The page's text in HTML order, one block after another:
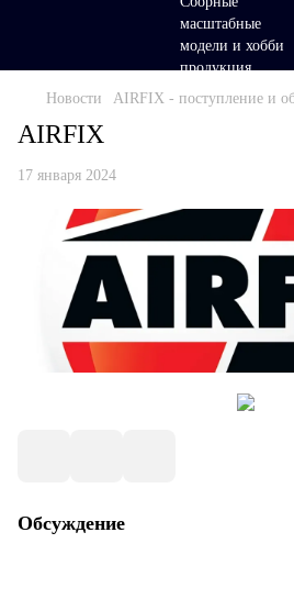
Новости AIRFIX - поступление и
AIRFIX
17 января 2024
Обсуждение